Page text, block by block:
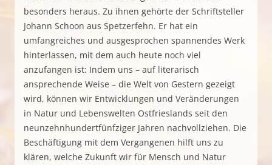
besonders heraus. Zu ihnen gehörte der Schriftsteller
Johann Schoon aus Spetzerfehn. Er hat ein
umfangreiches und ausgesprochen spannendes Werk
hinterlassen, mit dem auch heute noch viel
anzufangen ist: Indem uns – auf literarisch
ansprechende Weise – die Welt von Gestern gezeigt
wird, können wir Entwicklungen und Veränderungen
in Natur und Lebenswelten Ostfrieslands seit den
neunzehnhundertfünfziger Jahren nachvollziehen. Die
Beschäftigung mit dem Vergangenen hilft uns zu
klären, welche Zukunft wir für Mensch und Natur